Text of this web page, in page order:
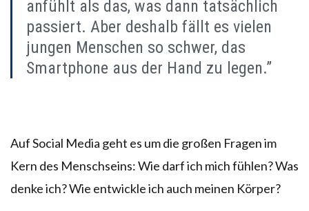
anfühlt als das, was dann tatsächlich
passiert. Aber deshalb fällt es vielen
jungen Menschen so schwer, das
Smartphone aus der Hand zu legen.”
Auf Social Media geht es um die großen Fragen im
Kern des Menschseins: Wie darf ich mich fühlen? Was
denke ich? Wie entwickle ich auch meinen Körper?